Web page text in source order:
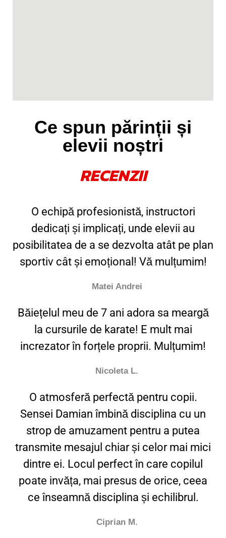
Ce spun părinții și
elevii noștri
RECENZII
O echipă profesionistă, instructori
dedicați și implicați, unde elevii au
posibilitatea de a se dezvolta atât pe plan
sportiv cât și emoțional! Vă mulțumim!​
Matei Andrei
Băiețelul meu de 7 ani adora sa meargă
la cursurile de karate! E mult mai
increzator în forțele proprii. Mulțumim!
Nicoleta L.
O atmosferă perfectă pentru copii.
Sensei Damian îmbină disciplina cu un
strop de amuzament pentru a putea
transmite mesajul chiar și celor mai mici
dintre ei. Locul perfect în care copilul
poate invăța, mai presus de orice, ceea
ce înseamnă disciplina și echilibrul.
Ciprian M.